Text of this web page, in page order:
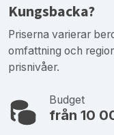
Kungsbacka?
Priserna varierar
omfattning och
prisnivåer.
Budget
från 10